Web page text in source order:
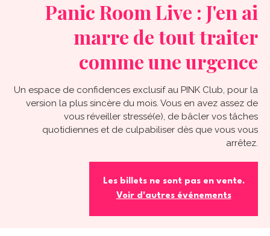
Panic Room Live : J'en ai
marre de tout traiter
comme une urgence
Un espace de confidences exclusif au PINK Club, pour la
version la plus sincère du mois. Vous en avez assez de
vous réveiller stressé(e), de bâcler vos tâches
quotidiennes et de culpabiliser dès que vous vous
arrêtez.
Les billets ne sont pas en vente.
Voir d'autres événements